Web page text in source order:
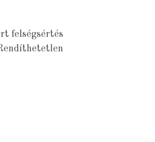
felségsértés